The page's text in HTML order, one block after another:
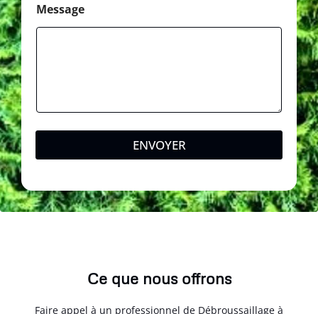
Message
ENVOYER
Ce que nous offrons
Faire appel à un professionnel de Débroussaillage à